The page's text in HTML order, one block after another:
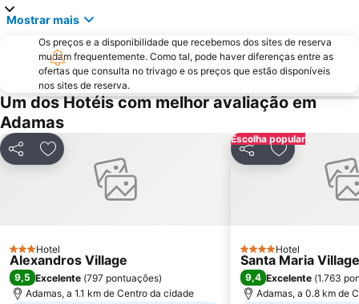
Mostrar mais
Os preços e a disponibilidade que recebemos dos sites de reserva
mudam frequentemente. Como tal, pode haver diferenças entre as
ofertas que consulta no trivago e os preços que estão disponíveis
nos sites de reserva.
Um dos Hotéis com melhor avaliação em
Adamas
PartilharAdicionar aos favoritos
3 Estrelas
Hotel
Alexandros Village
9,5 Excelente (797 pontuações)
Adamas, a 1.1 km de Centro da cidade
Escolha popular
PartilharAdicionar
4 Estrelas
Hotel
Santa Maria
9,4 Excelente (1.763
Adamas, a 0.8 km de